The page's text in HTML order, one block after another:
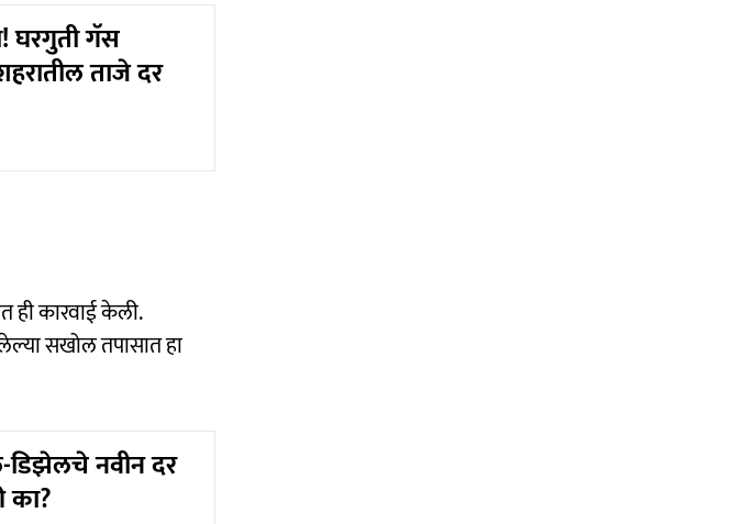
घरगुती गॅस
ताजे दर
ही कारवाई केली.
सखोल तपासात हा
डिझेलचे नवीन दर
का?